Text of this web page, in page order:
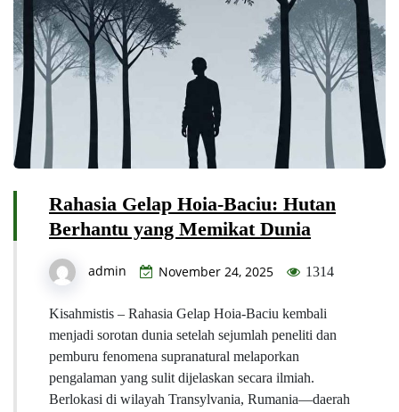
Rahasia Gelap Hoia-Baciu: Hutan
Berhantu yang Memikat Dunia
admin November 24, 2025 1314
Kisahmistis – Rahasia Gelap Hoia-Baciu kembali
menjadi sorotan dunia setelah sejumlah peneliti dan
pemburu fenomena supranatural melaporkan
pengalaman yang sulit dijelaskan secara ilmiah.
Berlokasi di wilayah Transylvania, Rumania—daerah